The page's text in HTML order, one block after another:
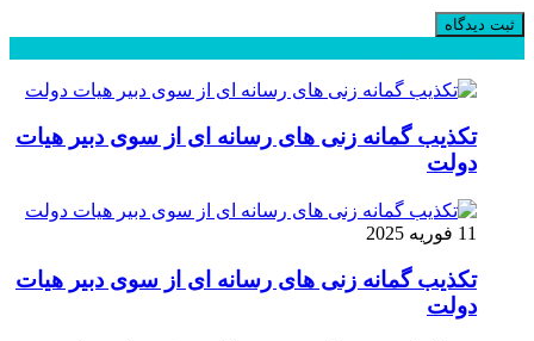
تکذیب گمانه زنی های رسانه ای از سوی دبیر هیات
دولت
11 فوریه 2025
تکذیب گمانه زنی های رسانه ای از سوی دبیر هیات
دولت